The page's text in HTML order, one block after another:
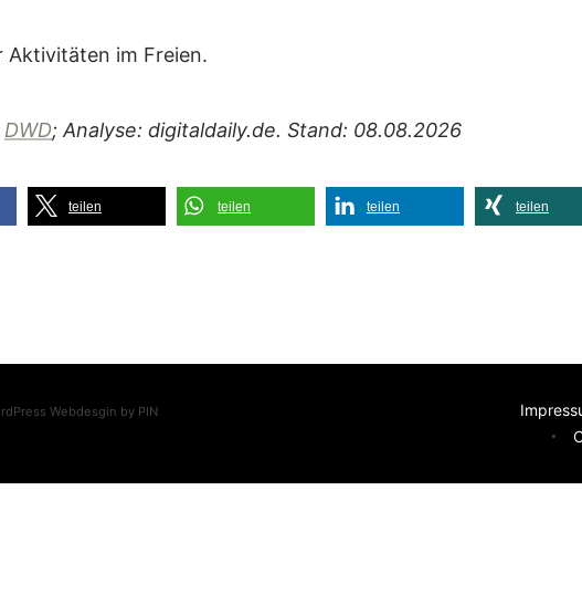
Aktivitäten im Freien.
DWD; Analyse: digitaldaily.de. Stand: 08.08.2026
teilen teilen teilen teilen
Webdesgin by PIN